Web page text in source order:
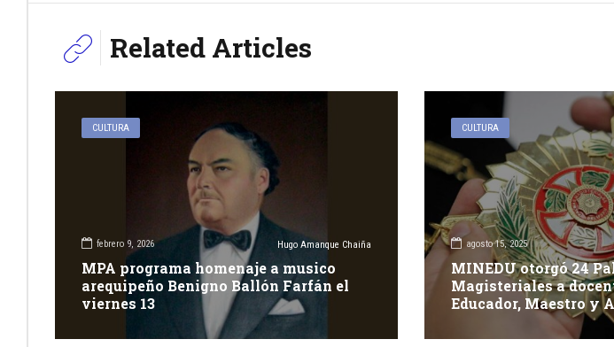
Related Articles
CULTURA
febrero 9, 2026 Hugo Amanque Chaiña
MPA programa homenaje a musico
arequipeño Benigno Ballón Farfán el
viernes 13
CULTURA
agosto 15, 2025
MINEDU otorgó 24
Magisteriales a
Educador, Maestro y